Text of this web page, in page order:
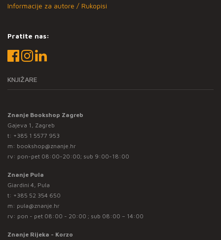
Informacije za autore / Rukopisi
Pratite nas:
KNJIŽARE
Znanje Bookshop Zagreb
Gajeva 1, Zagreb
t: +385 1 5577 953
m: bookshop@znanje.hr
rv: pon-pet 08:00-20:00; sub 9:00-18:00
Znanje Pula
Giardini 4, Pula
t: +385 52 354 650
m: pula@znanje.hr
rv: pon - pet 08:00 - 20:00 ; sub 08:00 – 14:00
Znanje Rijeka - Korzo